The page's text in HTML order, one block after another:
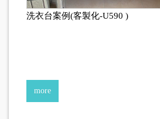
洗衣台案例(客製化-U590 )
more